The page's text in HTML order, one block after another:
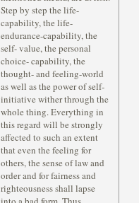
Step by step the life-
capability, the life-
endurance-capability, the
self- value, the personal
choice- capability, the
thought- and feeling-world
as well as the power of self-
initiative wither through the
whole thing. Everything in
this regard will be strongly
affected to such an extent
that even the feeling for
others, the sense of law and
order and for fairness and
righteousness shall lapse